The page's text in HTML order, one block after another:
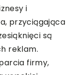
i
przyciągająca
są
reklam.
firmy,